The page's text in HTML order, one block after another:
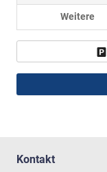
Weitere
Kontakt